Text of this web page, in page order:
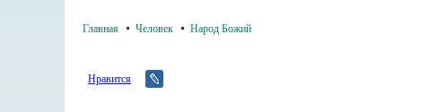
Главная Человек Народ Божий
Нравится